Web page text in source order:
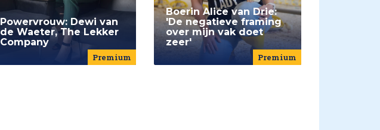
Premium
Powervrouw: Dewi van
de Waeter, The Lekker
Company
Premium
Boerin Alice van Drie:
'De negatieve framing
over mijn vak doet
zeer'